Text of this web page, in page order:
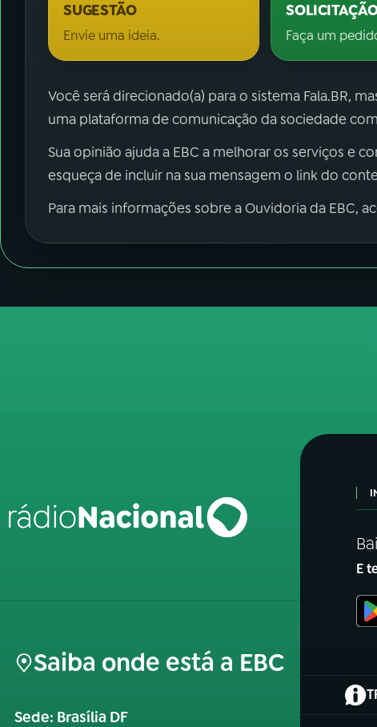
SUGESTÃO
Envie uma ideia. Faça um
Você será direcionado(a) para o sistema Fala.BR,
uma plataforma de comunicação da sociedade
Sua opinião ajuda a EBC a melhorar os serviços e
esqueça de incluir na sua mensagem o link do
Para mais informações sobre a Ouvidoria da EBC,
Saiba onde está a EBC
Sede: Brasília DF
E